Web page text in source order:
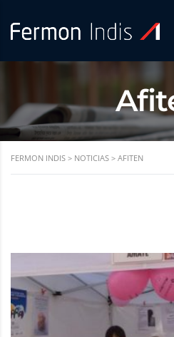
FERMON INDIS > NOTICIAS > AFITEN